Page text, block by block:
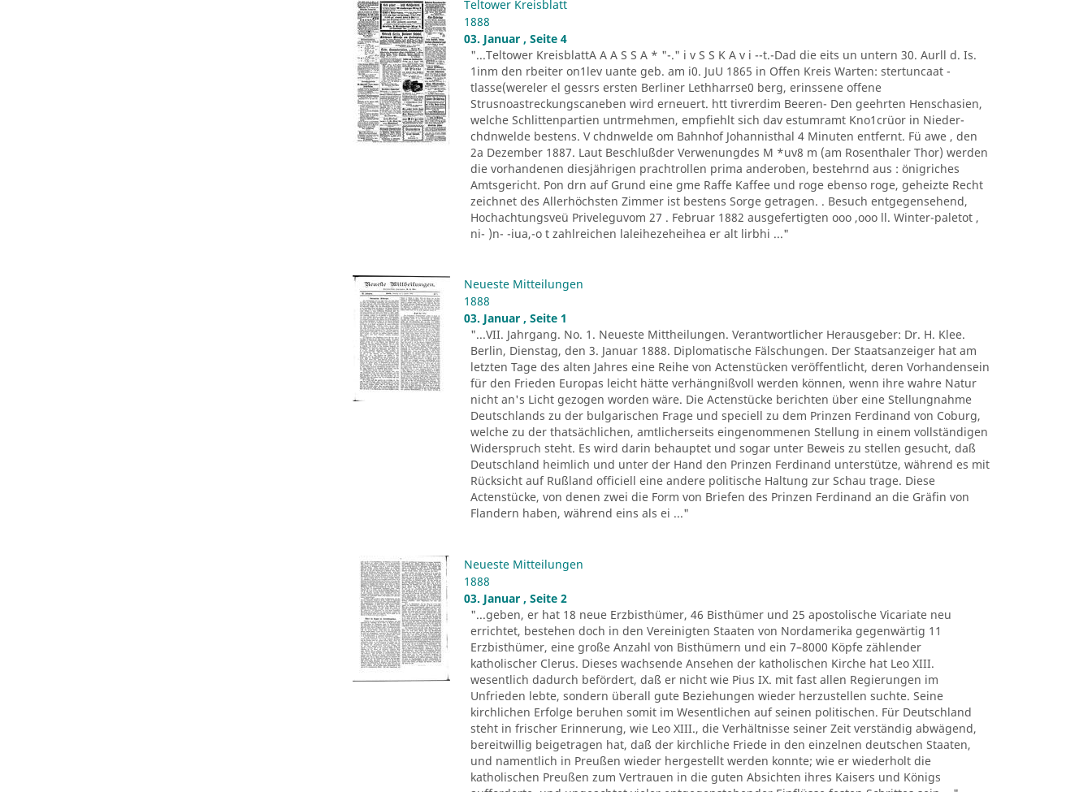
Teltower Kreisblatt
1888
03. Januar , Seite 4
"...Teltower KreisblattA A A S S A * "-." i v S S K A v i --t.-Dad die eits un untern 30. Aurll d. Is.
1inm den rbeiter on1lev uante geb. am i0. JuU 1865 in Offen Kreis Warten: stertuncaat -
tlasse(wereler el gessrs ersten Berliner Lethharrse0 berg, erinssene offene
Strusnoastreckungscaneben wird erneuert. htt tivrerdim Beeren- Den geehrten Henschasien,
welche Schlittenpartien untrmehmen, empfiehlt sich dav estumramt Kno1crüor in Nieder-
chdnwelde bestens. V chdnwelde om Bahnhof Johannisthal 4 Minuten entfernt. Fü awe , den
2a Dezember 1887. Laut Beschlußder Verwenungdes M *uv8 m (am Rosenthaler Thor) werden
die vorhandenen diesjährigen prachtrollen prima anderoben, bestehrnd aus : önigriches
Amtsgericht. Pon drn auf Grund eine gme Raffe Kaffee und roge ebenso roge, geheizte Recht
zeichnet des Allerhöchsten Zimmer ist bestens Sorge getragen. . Besuch entgegensehend,
Hochachtungsveü Priveleguvom 27 . Februar 1882 ausgefertigten ooo ,ooo ll. Winter-paletot ,
ni- )n- -iua,-o t zahlreichen laleihezeheihea er alt lirbhi ..."
Neueste Mitteilungen
1888
03. Januar , Seite 1
"...VII. Jahrgang. No. 1. Neueste Mittheilungen. Verantwortlicher Herausgeber: Dr. H. Klee.
Berlin, Dienstag, den 3. Januar 1888. Diplomatische Fälschungen. Der Staatsanzeiger hat am
letzten Tage des alten Jahres eine Reihe von Actenstücken veröffentlicht, deren Vorhandensein
für den Frieden Europas leicht hätte verhängnißvoll werden können, wenn ihre wahre Natur
nicht an's Licht gezogen worden wäre. Die Actenstücke berichten über eine Stellungnahme
Deutschlands zu der bulgarischen Frage und speciell zu dem Prinzen Ferdinand von Coburg,
welche zu der thatsächlichen, amtlicherseits eingenommenen Stellung in einem vollständigen
Widerspruch steht. Es wird darin behauptet und sogar unter Beweis zu stellen gesucht, daß
Deutschland heimlich und unter der Hand den Prinzen Ferdinand unterstütze, während es mit
Rücksicht auf Rußland officiell eine andere politische Haltung zur Schau trage. Diese
Actenstücke, von denen zwei die Form von Briefen des Prinzen Ferdinand an die Gräfin von
Flandern haben, während eins als ei ..."
Neueste Mitteilungen
1888
03. Januar , Seite 2
"...geben, er hat 18 neue Erzbisthümer, 46 Bisthümer und 25 apostolische Vicariate neu
errichtet, bestehen doch in den Vereinigten Staaten von Nordamerika gegenwärtig 11
Erzbisthümer, eine große Anzahl von Bisthümern und ein 7–8000 Köpfe zählender
katholischer Clerus. Dieses wachsende Ansehen der katholischen Kirche hat Leo XIII.
wesentlich dadurch befördert, daß er nicht wie Pius IX. mit fast allen Regierungen im
Unfrieden lebte, sondern überall gute Beziehungen wieder herzustellen suchte. Seine
kirchlichen Erfolge beruhen somit im Wesentlichen auf seinen politischen. Für Deutschland
steht in frischer Erinnerung, wie Leo XIII., die Verhältnisse seiner Zeit verständig abwägend,
bereitwillig beigetragen hat, daß der kirchliche Friede in den einzelnen deutschen Staaten,
und namentlich in Preußen wieder hergestellt werden konnte; wie er wiederholt die
katholischen Preußen zum Vertrauen in die guten Absichten ihres Kaisers und Königs